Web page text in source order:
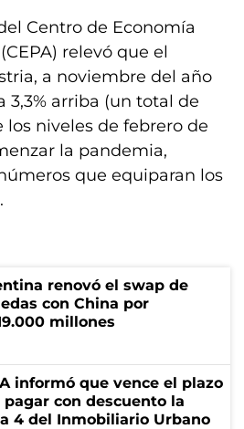
Centro de Economía
relevó que el
a noviembre del año
3,3% arriba (un total de
los niveles de febrero de
la pandemia,
que equiparan los
renovó el swap de
con China por
millones
informó que vence el plazo
pagar con descuento la
4 del Inmobiliario Urbano